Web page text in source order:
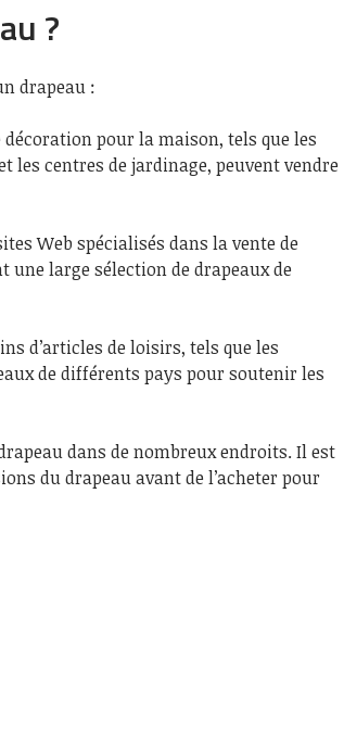
?
drapeau :
décoration pour la maison, tels que les
les centres de jardinage, peuvent vendre
Web spécialisés dans la vente de
une large sélection de drapeaux de
d’articles de loisirs, tels que les
de différents pays pour soutenir les
dans de nombreux endroits. Il est
du drapeau avant de l’acheter pour